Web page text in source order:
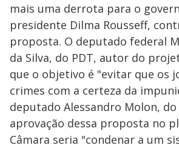
mais uma derrota para o
presidente Dilma Rousseff,
proposta. O deputado federal
da Silva, do PDT, autor do
que o objetivo é "evitar que os
crimes com a certeza da
deputado Alessandro Molon, do
aprovação dessa proposta no
Câmara seria "condenar a um